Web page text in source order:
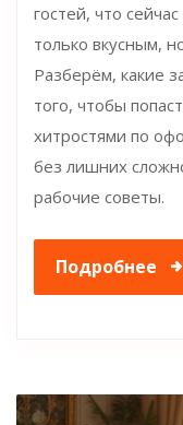
гостей, что
только вкусным,
Разберём, какие
того, чтобы
хитростями по
без лишних
рабочие советы.
Подробнее